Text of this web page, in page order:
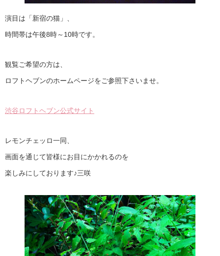
演目は「新宿の猫」、
時間帯は午後8時～10時です。
観覧ご希望の方は、
ロフトヘブンのホームページをご参照下さいませ。
渋谷ロフトヘブン公式サイト
レモンチェッロ一同、
画面を通じて皆様にお目にかかれるのを
楽しみにしております♪三咲